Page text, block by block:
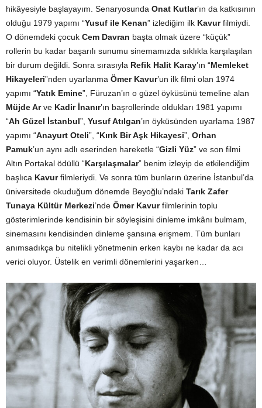
hikâyesiyle başlayayım. Senaryosunda Onat Kutlar’ın da katkısının
olduğu 1979 yapımı “Yusuf ile Kenan” izlediğim ilk Kavurfilmiydi.
O dönemdeki çocuk Cem Davran başta olmak üzere “küçük”
rollerin bu kadar başarılı sunumu sinemamızda sıklıkla karşılaşılan
bir durum değildi. Sonra sırasıyla Refik Halit Karay’ın “Memleket
Hikayeleri”nden uyarlanma Ömer Kavur’un ilk filmi olan 1974
yapımı “Yatık Emine”, Füruzan’ın o güzel öyküsünü temeline alan
Müjde Arve Kadir İnanır’ın başrollerinde oldukları 1981 yapımı
“Ah Güzel İstanbul”, Yusuf Atılgan’ın öyküsünden uyarlama 1987
yapımı “Anayurt Oteli”, “Kırık Bir Aşk Hikayesi”, Orhan
Pamuk’un aynı adlı eserinden hareketle “Gizli Yüz” ve son filmi
Altın Portakal ödüllü “Karşılaşmalar” benim izleyip de etkilendiğim
başlıca Kavurfilmleriydi. Ve sonra tüm bunların üzerine İstanbul’da
üniversitede okuduğum dönemde Beyoğlu’ndaki Tarık Zafer
Tunaya Kültür Merkezi’nde Ömer Kavurfilmlerinin toplu
gösterimlerinde kendisinin bir söyleşisini dinleme imkânı bulmam,
sinemasını kendisinden dinleme şansına erişmem. Tüm bunları
anımsadıkça bu nitelikli yönetmenin erken kaybı ne kadar da acı
verici oluyor. Üstelik en verimli dönemlerini yaşarken…